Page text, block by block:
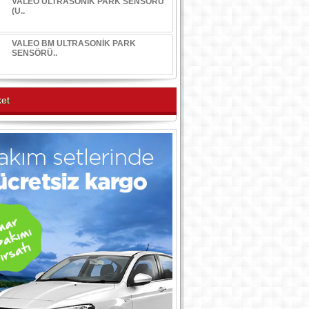
(U..
VALEO BM ULTRASONİK PARK
SENSÖRÜ..